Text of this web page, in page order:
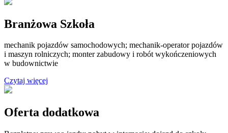
Branżowa Szkoła
mechanik pojazdów samochodowych; mechanik-operator pojazdów
i maszyn rolniczych; monter zabudowy i robót wykończeniowych
w budownictwie
Czytaj więcej
Oferta dodatkowa